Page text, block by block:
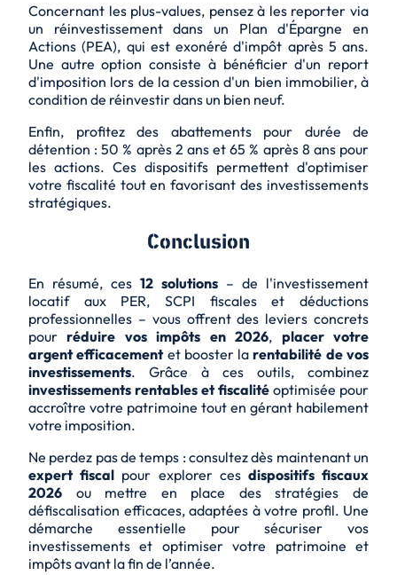
Concernant les plus-values, pensez à les reporter via
un réinvestissementdans un Plan d'Épargne en
Actions (PEA), qui est exonéré d'impôt après 5 ans.
Une autre option consiste à bénéficier d'un report
d'imposition lors de la cession d'un bien immobilier, à
condition de réinvestir dans un bien neuf.
Enfin, profitez des abattements pour durée de
détention : 50 % après 2 ans et 65 % après 8 ans pour
les actions. Ces dispositifs permettent d'optimiser
votre fiscalité tout en favorisant des investissements
stratégiques.
Conclusion
En résumé, ces 12 solutions – de l'investissement
locatifaux PER, SCPI fiscales et déductions
professionnelles – vous offrent des leviers concrets
pourréduire vos impôts en 2026, placer votre
argent efficacementet booster larentabilité de vos
investissements. Grâce à ces outils, combinez
investissements rentables et fiscalité optimisée pour
accroître votre patrimoine tout en gérant habilement
votre imposition.
Ne perdez pas de temps : consultez dès maintenant un
expert fiscal pour explorer ces dispositifs fiscaux
2026 ou mettre en place desstratégies de
défiscalisation efficaces, adaptées à votre profil. Une
démarche essentielle pour sécuriser vos
investissements et optimiser votre patrimoine et
impôts avant la fin de l’année.